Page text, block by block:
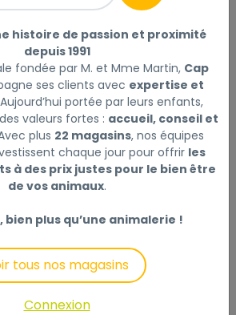
carottes, levure de bière, sirop
de maïs, extrait des pèpins de
marine, germes de blé, ail
alimentaire pour
habituelle avec fourrage
supérieure et / ou herbage. À
de
g 1 Litre équivaut à env. 750 g
g 1 Litre équivaut à env. 550 g
supplémentaire n'est
totale
divisée en plusieurs rations.
dose plus faible ou en cas de
histoire de passion et proximité
depuis 1991
fondée par M. et Mme Martin, Cap
ses clients avec expertise et
portée par leurs enfants,
valeurs fortes : accueil, conseil et
plus 22 magasins, nos équipes
chaque jour pour offrir les
à des prix justes pour le bien être
de vos animaux.
bien plus qu’une animalerie !
tous nos magasins
Connexion